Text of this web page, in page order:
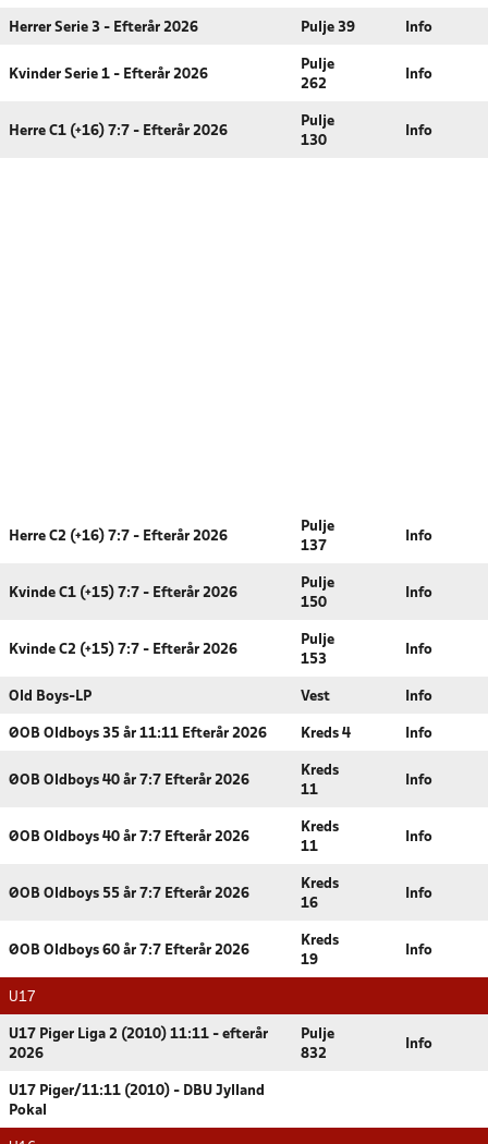
Herrer Serie 3 - Efterår 2026 Pulje 39 Info
Kvinder Serie 1 - Efterår 2026
Pulje
262
Info
Herre C1 (+16) 7:7 - Efterår 2026
Pulje
130
Info
Herre C2 (+16) 7:7 - Efterår 2026
Pulje
137
Info
Kvinde C1 (+15) 7:7 - Efterår 2026
Pulje
150
Info
Kvinde C2 (+15) 7:7 - Efterår 2026
Pulje
153
Info
Old Boys-LP Vest Info
ØOB Oldboys 35 år 11:11 Efterår 2026 Kreds 4 Info
ØOB Oldboys 40 år 7:7 Efterår 2026
Kreds
11
Info
ØOB Oldboys 40 år 7:7 Efterår 2026
Kreds
11
Info
ØOB Oldboys 55 år 7:7 Efterår 2026
Kreds
16
Info
ØOB Oldboys 60 år 7:7 Efterår 2026
Kreds
19
Info
U17
U17 Piger Liga 2 (2010) 11:11 - efterår
2026
Pulje
832
Info
U17 Piger/11:11 (2010) - DBU Jylland
Pokal